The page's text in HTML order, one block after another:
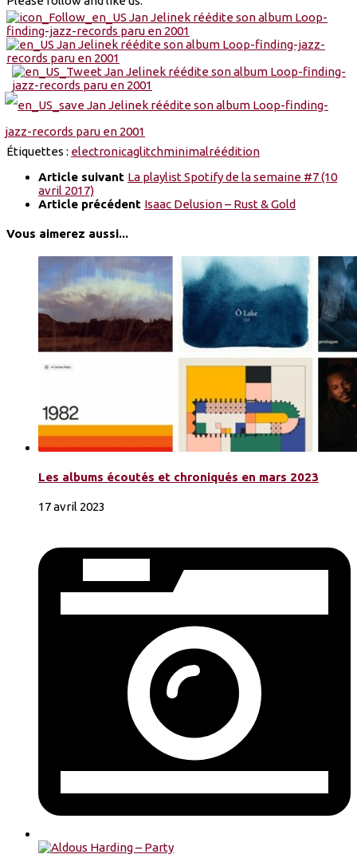
Étiquettes : electronicaglitchminimalréédition
Article suivant La playlist Spotify de la semaine #7 (10
avril 2017)
Article précédent Isaac Delusion – Rust & Gold
Vous aimerez aussi...
Les albums écoutés et chroniqués en mars 2023
17 avril 2023